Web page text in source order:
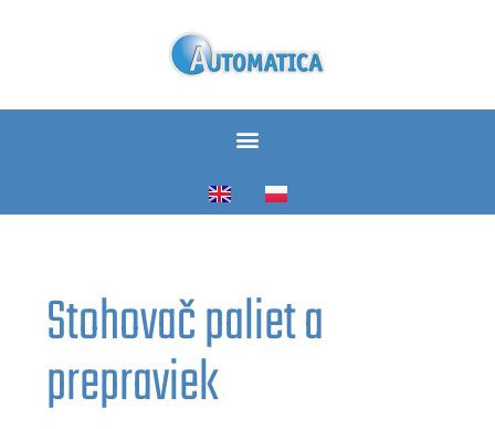
Stohovač paliet a
prepraviek